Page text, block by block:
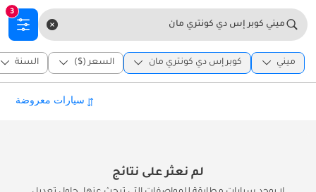
ميني كوبر إس دي كونتري مان
3
ميني كوبر إس دي كونتري مان السعر ($) السنة
لم نعثر على نتائج